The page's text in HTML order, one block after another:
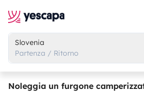
Slovenia
Partenza / Ritorno
Noleggia un furgone